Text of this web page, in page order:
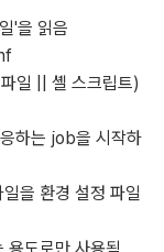
'을 읽음
일 || 셸 스크립트)
하는 job을 시작하
을 환경 설정 파일